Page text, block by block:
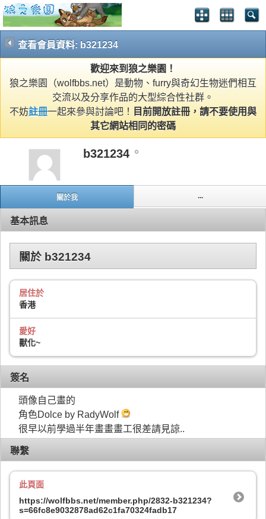
查看會員資料: b321234
歡迎來到狼之樂園！
狼之樂園（wolfbbs.net）是動物、furry與奇幻生物迷們相互
交流以及分享作品的大型綜合性社群。
不妨註冊一起來參與討論吧！
目前開放註冊，請不要使用與
其它網站相同的密碼
b321234
關於我 ...
基本訊息
關於 b321234
居住於
香港
愛好
獸化~
簽名
頭像自己畫的
角色Dolce by RadyWolf
很早以前學過半年畫畫畫工很差請見諒..
聯繫
此頁面
https://wolfbbs.net/member.php/2832-b321234?
s=66fc8e9032878ad62c1fa70324fadb17